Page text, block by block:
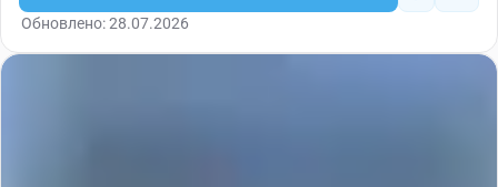
Обновлено: 28.07.2026